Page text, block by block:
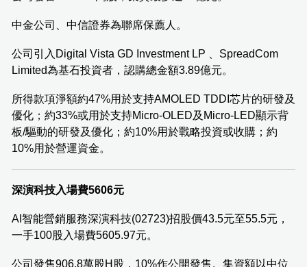
中金公司、中信證券為聯席保薦人。
公司引入Digital Vista GD Investment LP 、SpreadCom
Limited為基石投資者，認購總金額3.89億元。
所得款項淨額約47%用於支持AMOLED TDDI芯片的研發及
優化；約33%或用於支持Micro-OLED及Micro-LED顯示背
板/驅動的研發及優化；約10%用於戰略投資或收購；約
10%用於營運資金。
深演科技入場費5606元
AI智能營銷服務深演科技(02723)招股價43.5元至55.5元，
一手100股入場費5605.97元。
公司發售906.8萬股H股，10%作公開發售。集資額以中位